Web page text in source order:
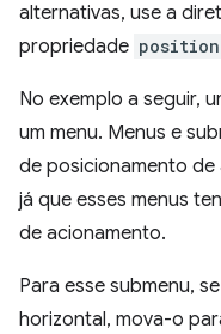
alternativas, use a
propriedade
No exemplo a seguir,
um menu. Menus e
de posicionamento de
já que esses menus
de acionamento.
Para esse submenu,
horizontal, mova-o